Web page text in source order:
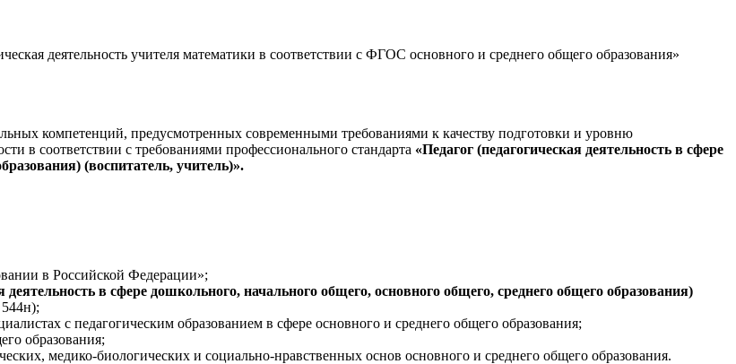
деятельность учителя математики в соответствии с ФГОС основного и среднего общего образования»
компетенций, предусмотренных современными требованиями к качеству подготовки и уровню
в соответствии с требованиями профессионального стандарта «Педагог (педагогическая деятельность в сфере
(воспитатель, учитель)».
в Российской Федерации»;
деятельность в сфере дошкольного, начального общего, основного общего, среднего общего образования)
с педагогическим образованием в сфере основного и среднего общего образования;
образования;
медико-биологических и социально-нравственных основ основного и среднего общего образования.